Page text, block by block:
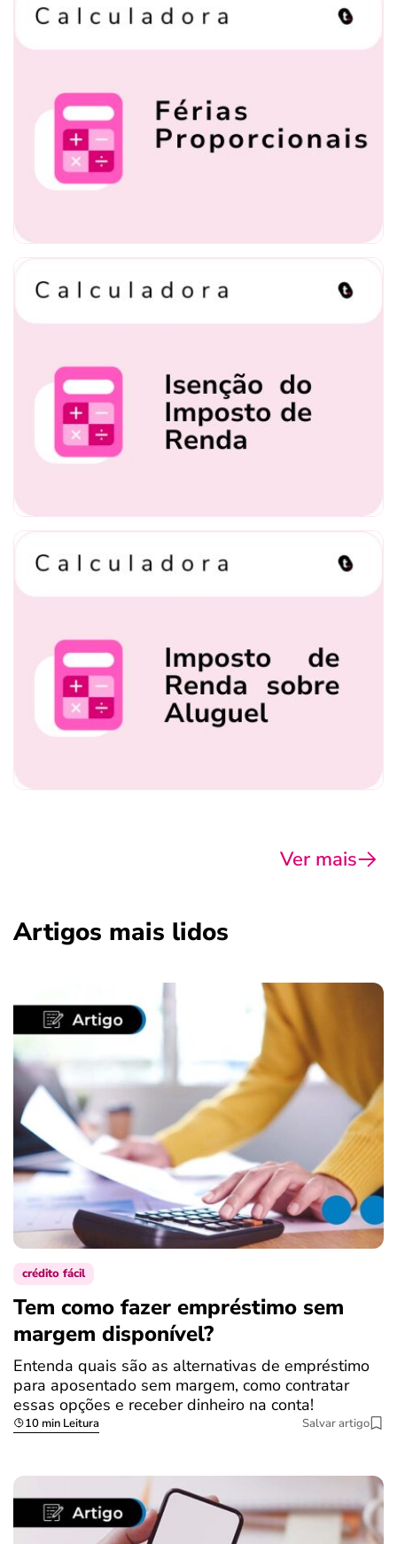
Ver mais
Artigos mais lidos
crédito fácil
Tem como fazer empréstimo sem
margem disponível?
Entenda quais são as alternativas de empréstimo
para aposentado sem margem, como contratar
essas opções e receber dinheiro na conta!
10 min Leitura Salvar artigo